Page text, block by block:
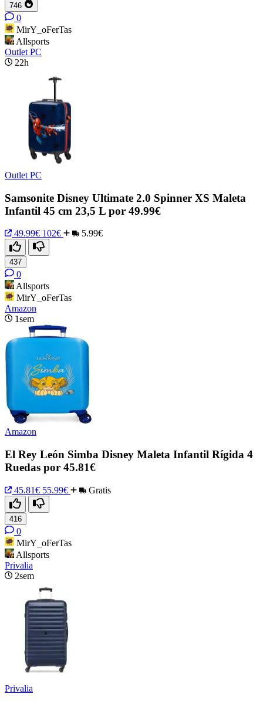
746
0
MirY_oFerTas
Allsports
Outlet PC
22h
Outlet PC
Samsonite Disney Ultimate 2.0 Spinner XS Maleta
Infantil 45 cm 23,5 L por 49.99€
49.99€ 102€ 5.99€
437
0
Allsports
MirY_oFerTas
Amazon
1sem
Amazon
El Rey León Simba Disney Maleta Infantil Rígida 4
Ruedas por 45.81€
45.81€ 55.99€ Gratis
416
0
MirY_oFerTas
Allsports
Privalia
2sem
Privalia